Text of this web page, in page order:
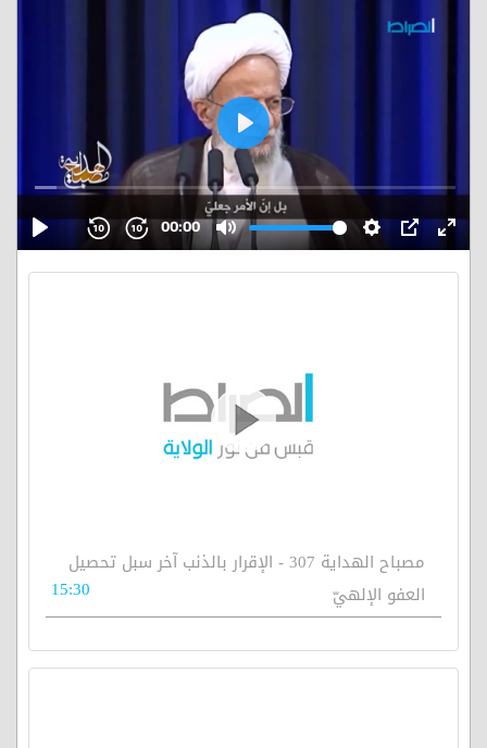
مصباح الهداية 307 - الإقرار بالذنب آخر سبل تحصيل
العفو الإلهيّ
15:30